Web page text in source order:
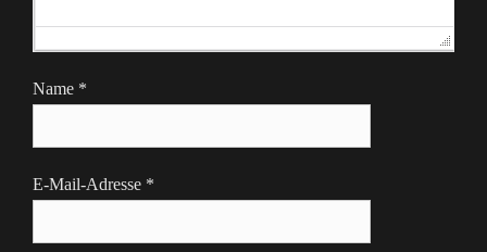
Name *
E-Mail-Adresse *